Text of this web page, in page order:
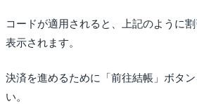
コードが適用されると、上記のように
表示されます。
決済を進めるために「前往結帳」ボタ
い。